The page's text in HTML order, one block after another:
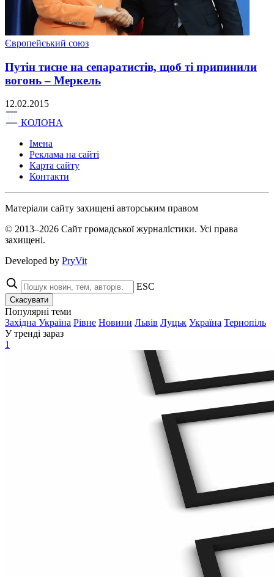
Європейський союз
Путін тисне на сепаратистів, щоб ті припинили
вогонь – Меркель
12.02.2015
КОЛОНА
Імена
Реклама на сайті
Карта сайту
Контакти
Матеріали сайту захищені авторським правом
© 2013–2026 Сайт громадської журналістики. Усі права
захищені.
Developed by PryVit
ESC
Скасувати
Популярні теми
Західна Україна Рівне Новини Львів Луцьк Україна Тернопіль
У тренді зараз
1